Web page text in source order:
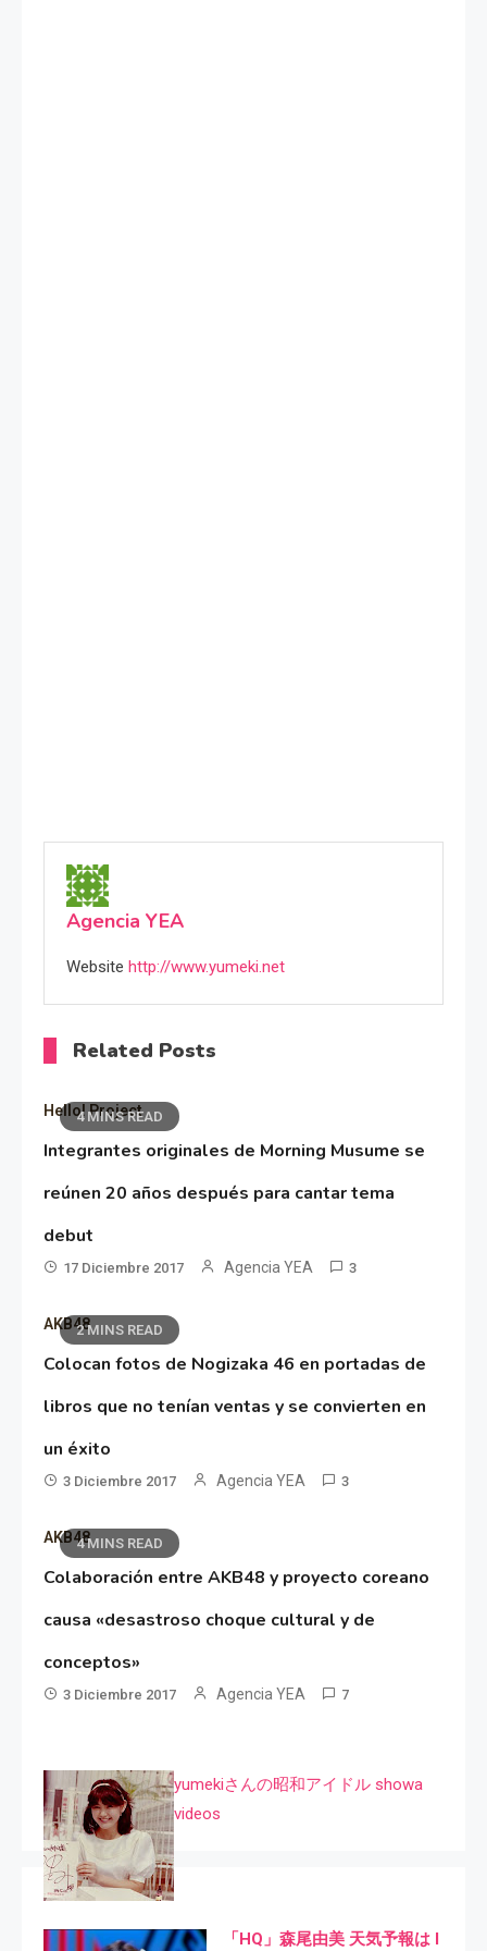
Agencia YEA
Website http://www.yumeki.net
Related Posts
4 MINS READ
Hello! Project
Integrantes originales de Morning Musume se
reúnen 20 años después para cantar tema
debut
17 Diciembre 2017 Agencia YEA 3
2 MINS READ
AKB48
Colocan fotos de Nogizaka 46 en portadas de
libros que no tenían ventas y se convierten en
un éxito
3 Diciembre 2017 Agencia YEA 3
4 MINS READ
AKB48
Colaboración entre AKB48 y proyecto coreano
causa «desastroso choque cultural y de
conceptos»
3 Diciembre 2017 Agencia YEA 7
yumekiさんの昭和アイドル showa
videos
「HQ」森尾由美 天気予報は I